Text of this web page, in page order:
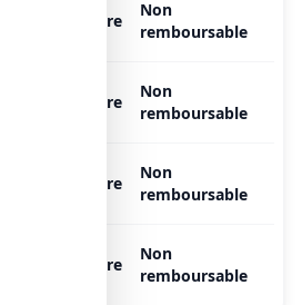
Libre
Non
remboursable
Libre
Non
remboursable
Libre
Non
remboursable
Libre
Non
remboursable